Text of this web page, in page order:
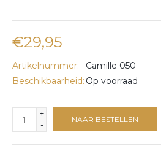
€29,95
Artikelnummer:
Camille 050
Beschikbaarheid: Op voorraad
+
-
NAAR BESTELLEN